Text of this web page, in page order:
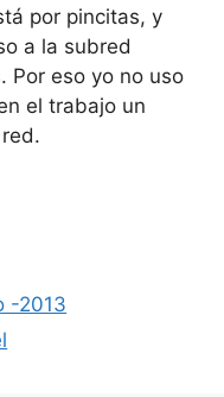
por pincitas, y
a la subred
Por eso yo no uso
el trabajo un
-2013